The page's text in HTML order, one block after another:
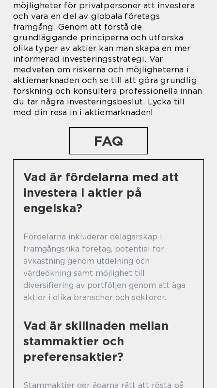
möjligheter för privatpersoner att investera
och vara en del av globala företags
framgång. Genom att förstå de
grundläggande principerna och utforska
olika typer av aktier kan man skapa en mer
informerad investeringsstrategi. Var
medveten om riskerna och möjligheterna i
aktiemarknaden och se till att göra grundlig
forskning och konsultera professionella innan
du tar några investeringsbeslut. Lycka till
med din resa in i aktiemarknaden!
FAQ
Vad är fördelarna med att
investera i aktier på
engelska?
Fördelarna inkluderar delägarskap i
framgångsrika företag, potential för
avkastning genom utdelning och
värdeökning samt möjlighet till
diversifiering av portföljen genom att äga
aktier i olika branscher och sektorer.
Vad är skillnaden mellan
stammaktier och
preferensaktier?
Stammaktier ger ägarna rätt att rösta på